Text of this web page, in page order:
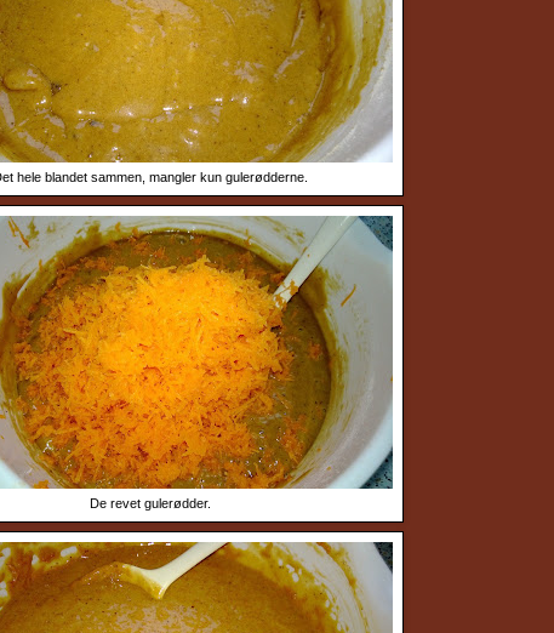
hele blandet sammen, mangler kun gulerødderne.
De revet gulerødder.